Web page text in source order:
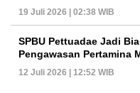
19 Juli 2026 | 02:38 WIB
SPBU Pettuadae Jadi
Pengawasan Pertamina
12 Juli 2026 | 12:52 WIB